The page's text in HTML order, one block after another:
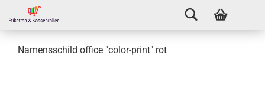
Namensschild office "color-print" rot